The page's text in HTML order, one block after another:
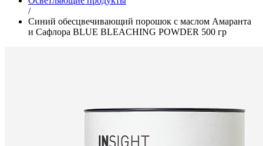
/
Синий обесцвечивающий порошок с маслом Амаранта
и Сафлора BLUE BLEACHING POWDER 500 гр